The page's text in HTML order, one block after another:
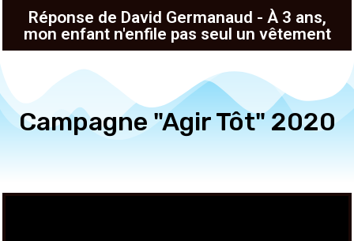
Réponse de David Germanaud - À 3 ans,
mon enfant n'enfile pas seul un vêtement
Campagne "Agir Tôt" 2020